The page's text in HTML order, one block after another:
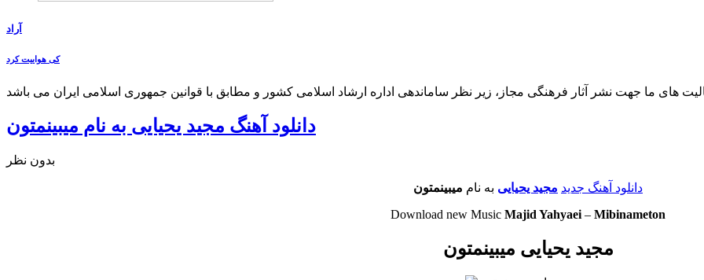
آراد
کی هواییت کرد
های ما جهت نشر آثار فرهنگی مجاز، زیر نظر ساماندهی اداره ارشاد اسلامی کشور و مطابق با قوانین جمهوری اسلامی ایران می باشد
دانلود آهنگ مجید یحیایی به نام میبینمتون
بدون نظر
دانلود آهنگ جدید مجید یحیایی به نام میبینمتون
Download new Music Majid Yahyaei – Mibinameton
مجید یحیایی میبینمتون